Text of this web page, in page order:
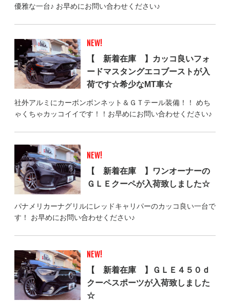
優雅な一台♪ お早めにお問い合わせください♪
NEW!
【 新着在庫 】カッコ良いフォ
ードマスタングエコブーストが入
荷です☆希少なMT車☆
社外アルミにカーボンボンネット＆ＧＴテール装備！！ めち
ゃくちゃカッコイイです！！お早めにお問い合わせください♪
NEW!
【 新着在庫 】ワンオーナーの
ＧＬＥクーペが入荷致しました☆
パナメリカーナグリルにレッドキャリパーのカッコ良い一台で
す！ お早めにお問い合わせください♪
NEW!
【 新着在庫 】ＧＬＥ４５０ｄ
クーペスポーツが入荷致しました
☆